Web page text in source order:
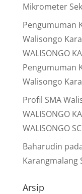
Mikrometer
Pengumuman
Walisongo
WALISONGO
Pengumuman
Walisongo
Profil SMA
WALISONGO
WALISONGO
Baharudin
Karangmalang
Arsip